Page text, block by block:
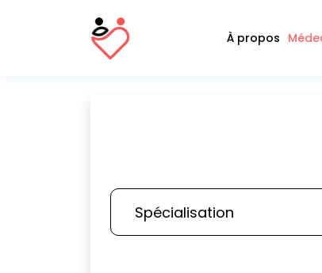
À propos